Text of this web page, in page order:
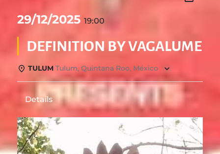
29/12/2025 19:00
DEFINITION BY VAGALUME
TULUM Tulum, Quintana Roo, México
Details